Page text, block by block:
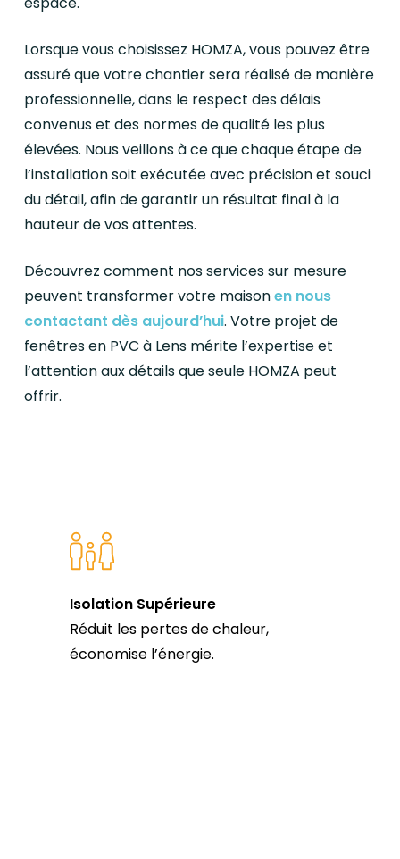
Lorsque vous choisissez HOMZA, vous pouvez être
assuré que votre chantier sera réalisé de manière
professionnelle, dans le respect des délais
convenus et des normes de qualité les plus
élevées. Nous veillons à ce que chaque étape de
l’installation soit exécutée avec précision et souci
du détail, afin de garantir un résultat final à la
hauteur de vos attentes.
Découvrez comment nos services sur mesure
peuvent transformer votre maisonen nous
contactant dès aujourd’hui. Votre projet de
fenêtres en PVC à Lens mérite l’expertise et
l’attention aux détails que seule HOMZA peut
offrir.
Isolation Supérieure
Réduit les pertes de chaleur,
économise l’énergie.